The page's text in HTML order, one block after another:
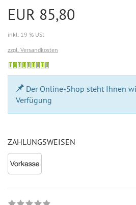
EUR 85,80
inkl. 19 % USt
zzgl. Versandkosten
möglich
Der Online-Shop steht Ihnen
Verfügung
ZAHLUNGSWEISEN